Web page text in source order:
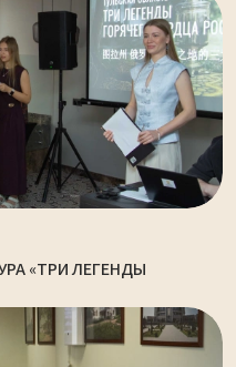
«ТРИ ЛЕГЕНДЫ